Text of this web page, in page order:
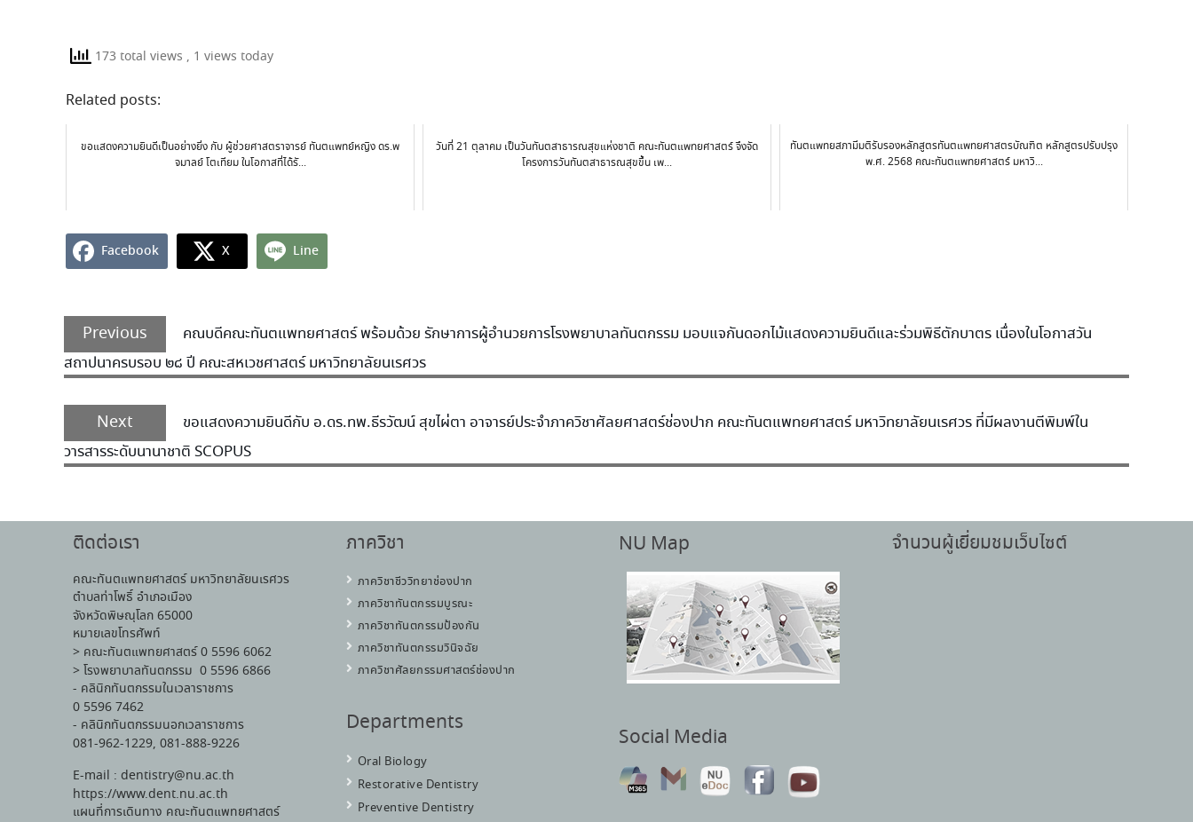
173 total views , 1 views today
Related posts:
ขอแสดงความยินดีเป็นอย่างยิ่ง กับ ผู้ช่วยศาสตราจารย์ ทันตแพทย์หญิง ดร.พ
จมาลย์ โตเทียม ในโอกาสที่ได้รั...
วันที่ 21 ตุลาคม เป็นวันทันตสาธารณสุขแห่งชาติ คณะทันตแพทยศาสตร์ จึงจัด
โครงการวันทันตสาธารณสุขขึ้น เพ...
ทันตแพทยสภามีมติรับรองหลักสูตรทันตแพทยศาสตรบัณฑิต หลักสูตรปรับปรุง
พ.ศ. 2568 คณะทันตแพทยศาสตร์ มหาวิ...
Facebook X Line
Previous
คณบดีคณะทันตแพทยศาสตร์ พร้อมด้วย รักษาการผู้อำนวยการโรงพยาบาลทันตกรรม มอบแจกันดอกไม้แสดงความยินดีและร่วมพิธีตักบาตร เนื่องในโอกาสวัน
สถาปนาครบรอบ ๒๘ ปี คณะสหเวชศาสตร์ มหาวิทยาลัยนเรศวร
Next
ขอแสดงความยินดีกับ อ.ดร.ทพ.ธีรวัฒน์ สุขไผ่ตา อาจารย์ประจำภาควิชาศัลยศาสตร์ช่องปาก คณะทันตแพทยศาสตร์ มหาวิทยาลัยนเรศวร ที่มีผลงานตีพิมพ์ใน
วารสารระดับนานาชาติ SCOPUS
ติดต่อเรา
คณะทันตแพทยศาสตร์ มหาวิทยาลัยนเรศวร
ตำบลท่าโพธิ์ อำเภอเมือง
จังหวัดพิษณุโลก 65000
หมายเลขโทรศัพท์
> คณะทันตแพทยศาสตร์ 0 5596 6062
> โรงพยาบาลทันตกรรม 0 5596 6866
- คลินิกทันตกรรมในเวลาราชการ
0 5596 7462
- คลินิกทันตกรรมนอกเวลาราชการ
081-962-1229, 081-888-9226
E-mail : dentistry@nu.ac.th
https://www.dent.nu.ac.th
แผนที่การเดินทาง คณะทันตแพทยศาสตร์
ภาควิชา
ภาควิชาชีววิทยาช่องปาก
ภาควิชาทันตกรรมบูรณะ
ภาควิชาทันตกรรมป้องกัน
ภาควิชาทันตกรรมวินิจฉัย
ภาควิชาศัลยกรรมศาสตร์ช่องปาก
Departments
Oral Biology
Restorative Dentistry
Preventive Dentistry
NU Map
Social Media
จำนวนผู้เยี่ยมชมเว็บไซต์